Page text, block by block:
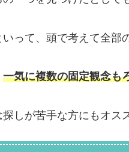
いって、頭で考えて全部
一気に複数の固定観念も
しが苦手な方にもオス